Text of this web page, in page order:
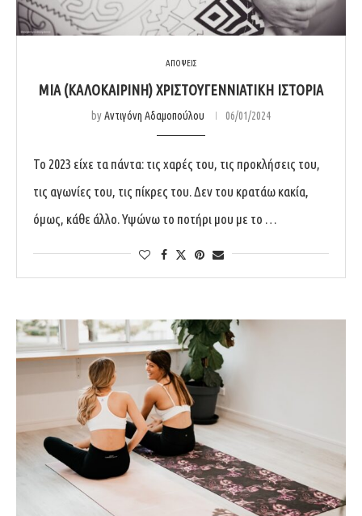
ΑΠΟΨΕΙΣ
ΜΙΑ (ΚΑΛΟΚΑΙΡΙΝΗ) ΧΡΙΣΤΟΥΓΕΝΝΙΑΤΙΚΗ ΙΣΤΟΡΙΑ
byΑντιγόνη Αδαμοπούλου 06/01/2024
Το 2023 είχε τα πάντα: τις χαρές του, τις προκλήσεις του,
τις αγωνίες του, τις πίκρες του. Δεν του κρατάω κακία,
όμως, κάθε άλλο. Υψώνω το ποτήρι μου με το …